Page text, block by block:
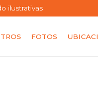
ilustrativas
FOTOS